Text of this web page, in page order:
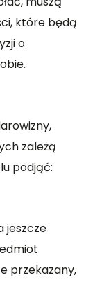
które będą
o
zależą
podjąć:
jeszcze
przekazany,